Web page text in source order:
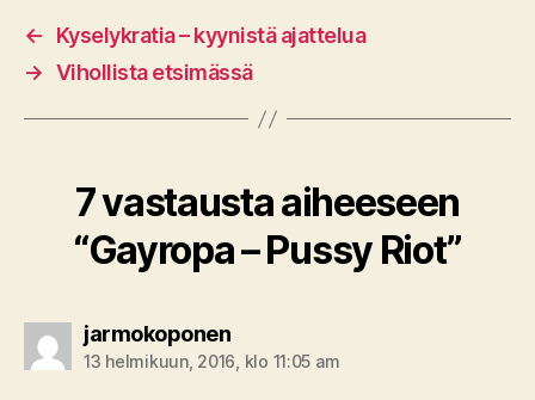
←
Kyselykratia – kyynistä ajattelua
→ Vihollista etsimässä
7 vastausta aiheeseen
“Gayropa – Pussy Riot”
jarmokoponensanoo:
13 helmikuun, 2016, klo 11:05 am